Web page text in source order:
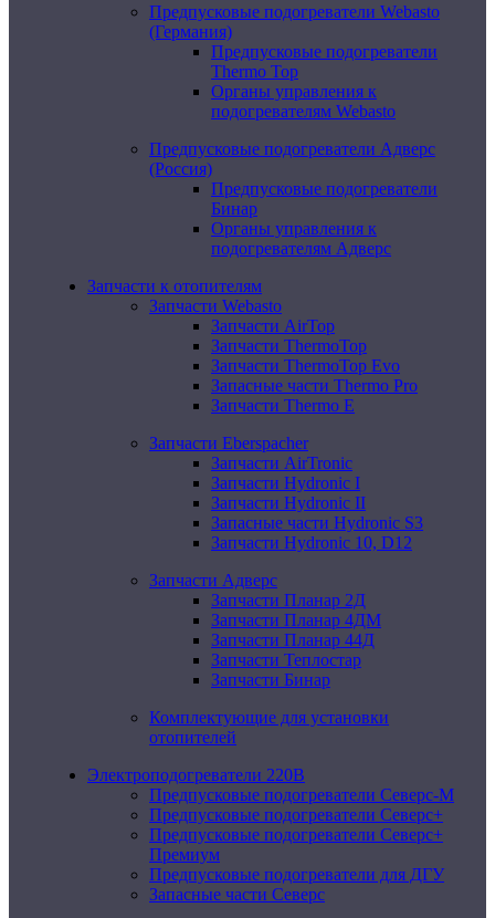
Предпусковые подогреватели Webasto
(Германия)
Предпусковые подогреватели
Thermo Top
Органы управления к
подогревателям Webasto
Предпусковые подогреватели Адверс
(Россия)
Предпусковые подогреватели
Бинар
Органы управления к
подогревателям Адверс
Запчасти к отопителям
Запчасти Webasto
Запчасти AirTop
Запчасти ThermoTop
Запчасти ThermoTop Evo
Запасные части Thermo Pro
Запчасти Thermo E
Запчасти Eberspacher
Запчасти AirTronic
Запчасти Hydronic I
Запчасти Hydronic II
Запасные части Hydronic S3
Запчасти Hydronic 10, D12
Запчасти Адверс
Запчасти Планар 2Д
Запчасти Планар 4ДМ
Запчасти Планар 44Д
Запчасти Теплостар
Запчасти Бинар
Комплектующие для установки
отопителей
Электроподогреватели 220В
Предпусковые подогреватели Северс-М
Предпусковые подогреватели Северс+
Предпусковые подогреватели Северс+
Премиум
Предпусковые подогреватели для ДГУ
Запасные части Северс